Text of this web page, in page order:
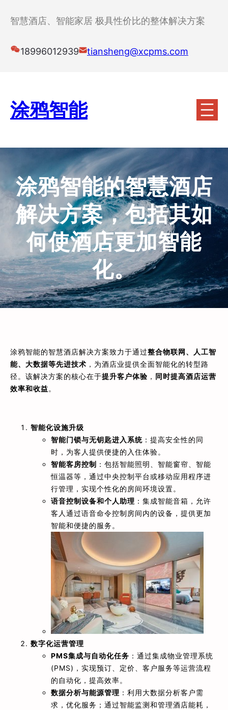
智慧酒店、智能家居 极具性价比的整体解决方案
18996012939 tiansheng@xcpms.com
涂鸦智能
涂鸦智能的智慧酒店
解决方案，包括其如
何使酒店更加智能
化。
涂鸦智能的智慧酒店解决方案致力于通过整合物联网、人工智
能、大数据等先进技术 ，为酒店业提供全面智能化的转型路
径。该解决方案的核心在于提升客户体验 ， 同时提高酒店运营
效率和收益。
智能化设施升级
智能门锁与无钥匙进入系统 ：提高安全性的同
时，为客人提供便捷的入住体验。
智能客房控制 ：包括智能照明、智能窗帘、智能
恒温器等，通过中央控制平台或移动应用程序进
行管理，实现个性化的房间环境设置。
语音控制设备和个人助理 ：集成智能音箱，允许
客人通过语音命令控制房间内的设备，提供更加
智能和便捷的服务。
数字化运营管理
PMS集成与自动化任务 ：通过集成物业管理系统
(PMS)，实现预订、定价、客户服务等运营流程
的自动化，提高效率。
数据分析与能源管理 ：利用大数据分析客户需
求，优化服务；通过智能监测和管理酒店能耗，